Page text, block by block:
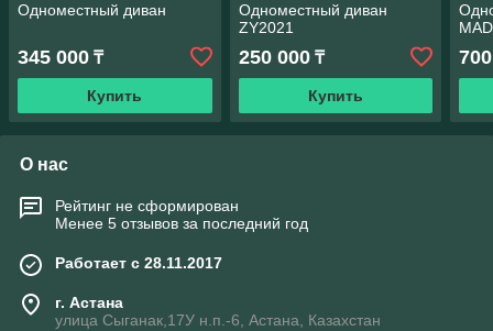
Одноместный диван
345 000 ₸
Купить
Одноместный диван
ZY2021
250 000₸
Купить
О нас
Рейтинг не сформирован
Менее 5 отзывов за последний год
Работает с 28.11.2017
г. Астана
улица Сыганак,17У н.п.-6, Астана, Казахстан